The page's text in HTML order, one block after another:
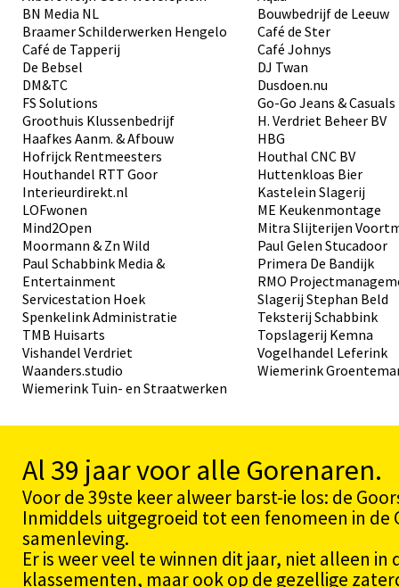
BN Media NL
Bouwbedrijf de Leeuw
Braamer Schilderwerken Hengelo
Café de Ster
Café de Tapperij
Café Johnys
De Bebsel
DJ Twan
DM&TC
Dusdoen.nu
FS Solutions
Go-Go Jeans & Casuals
Groothuis Klussenbedrijf
H. Verdriet Beheer BV
Haafkes Aanm. & Afbouw
HBG
Hofrijck Rentmeesters
Houthal CNC BV
Houthandel RTT Goor
Huttenkloas Bier
Interieurdirekt.nl
Kastelein Slagerij
LOFwonen
ME Keukenmontage
Mind2Open
Mitra Slijterijen
Moormann & Zn Wild
Paul Gelen Stucadoor
Paul Schabbink Media &
Entertainment
Primera De Bandijk
RMO
Servicestation Hoek
Slagerij Stephan Beld
Spenkelink Administratie
Teksterij Schabbink
TMB Huisarts
Topslagerij Kemna
Vishandel Verdriet
Vogelhandel Leferink
Waanders.studio
Wiemerink
Wiemerink Tuin- en Straatwerken
Al 39 jaar voor alle Gorenaren.
Voor de 39ste keer alweer barst-ie los: de
Inmiddels uitgegroeid tot een fenomeen in de
samenleving.
Er is weer veel te winnen dit jaar, niet alleen in
klassementen, maar ook op de gezellige